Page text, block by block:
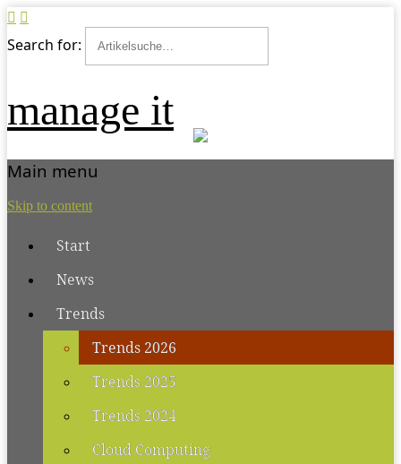
Search for:
manage it
Main menu
Skip to content
Start
News
Trends
Trends 2026
Trends 2025
Trends 2024
Cloud Computing